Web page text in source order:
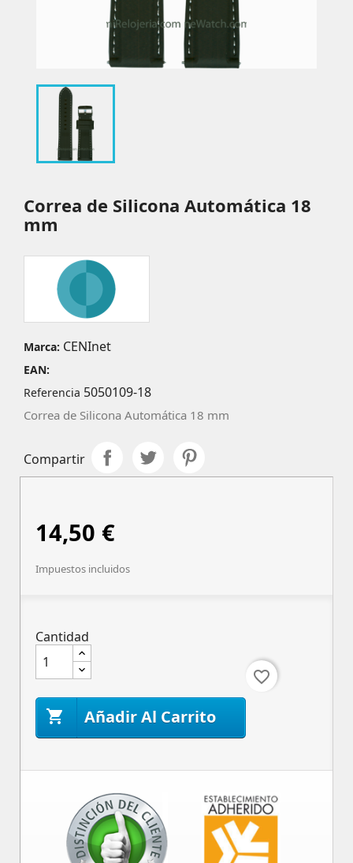
Correa de Silicona Automática 18
mm
Marca: CENInet
EAN:
Referencia 5050109-18
Correa de Silicona Automática 18 mm
Compartir
14,50 €
Impuestos incluidos
Cantidad
 Añadir Al Carrito
favorite_border